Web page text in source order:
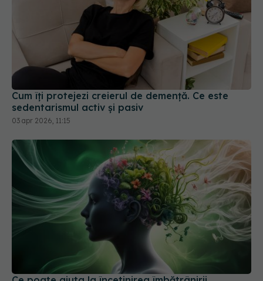
Cum îți protejezi creierul de demență. Ce este
sedentarismul activ și pasiv
03 apr 2026, 11:15